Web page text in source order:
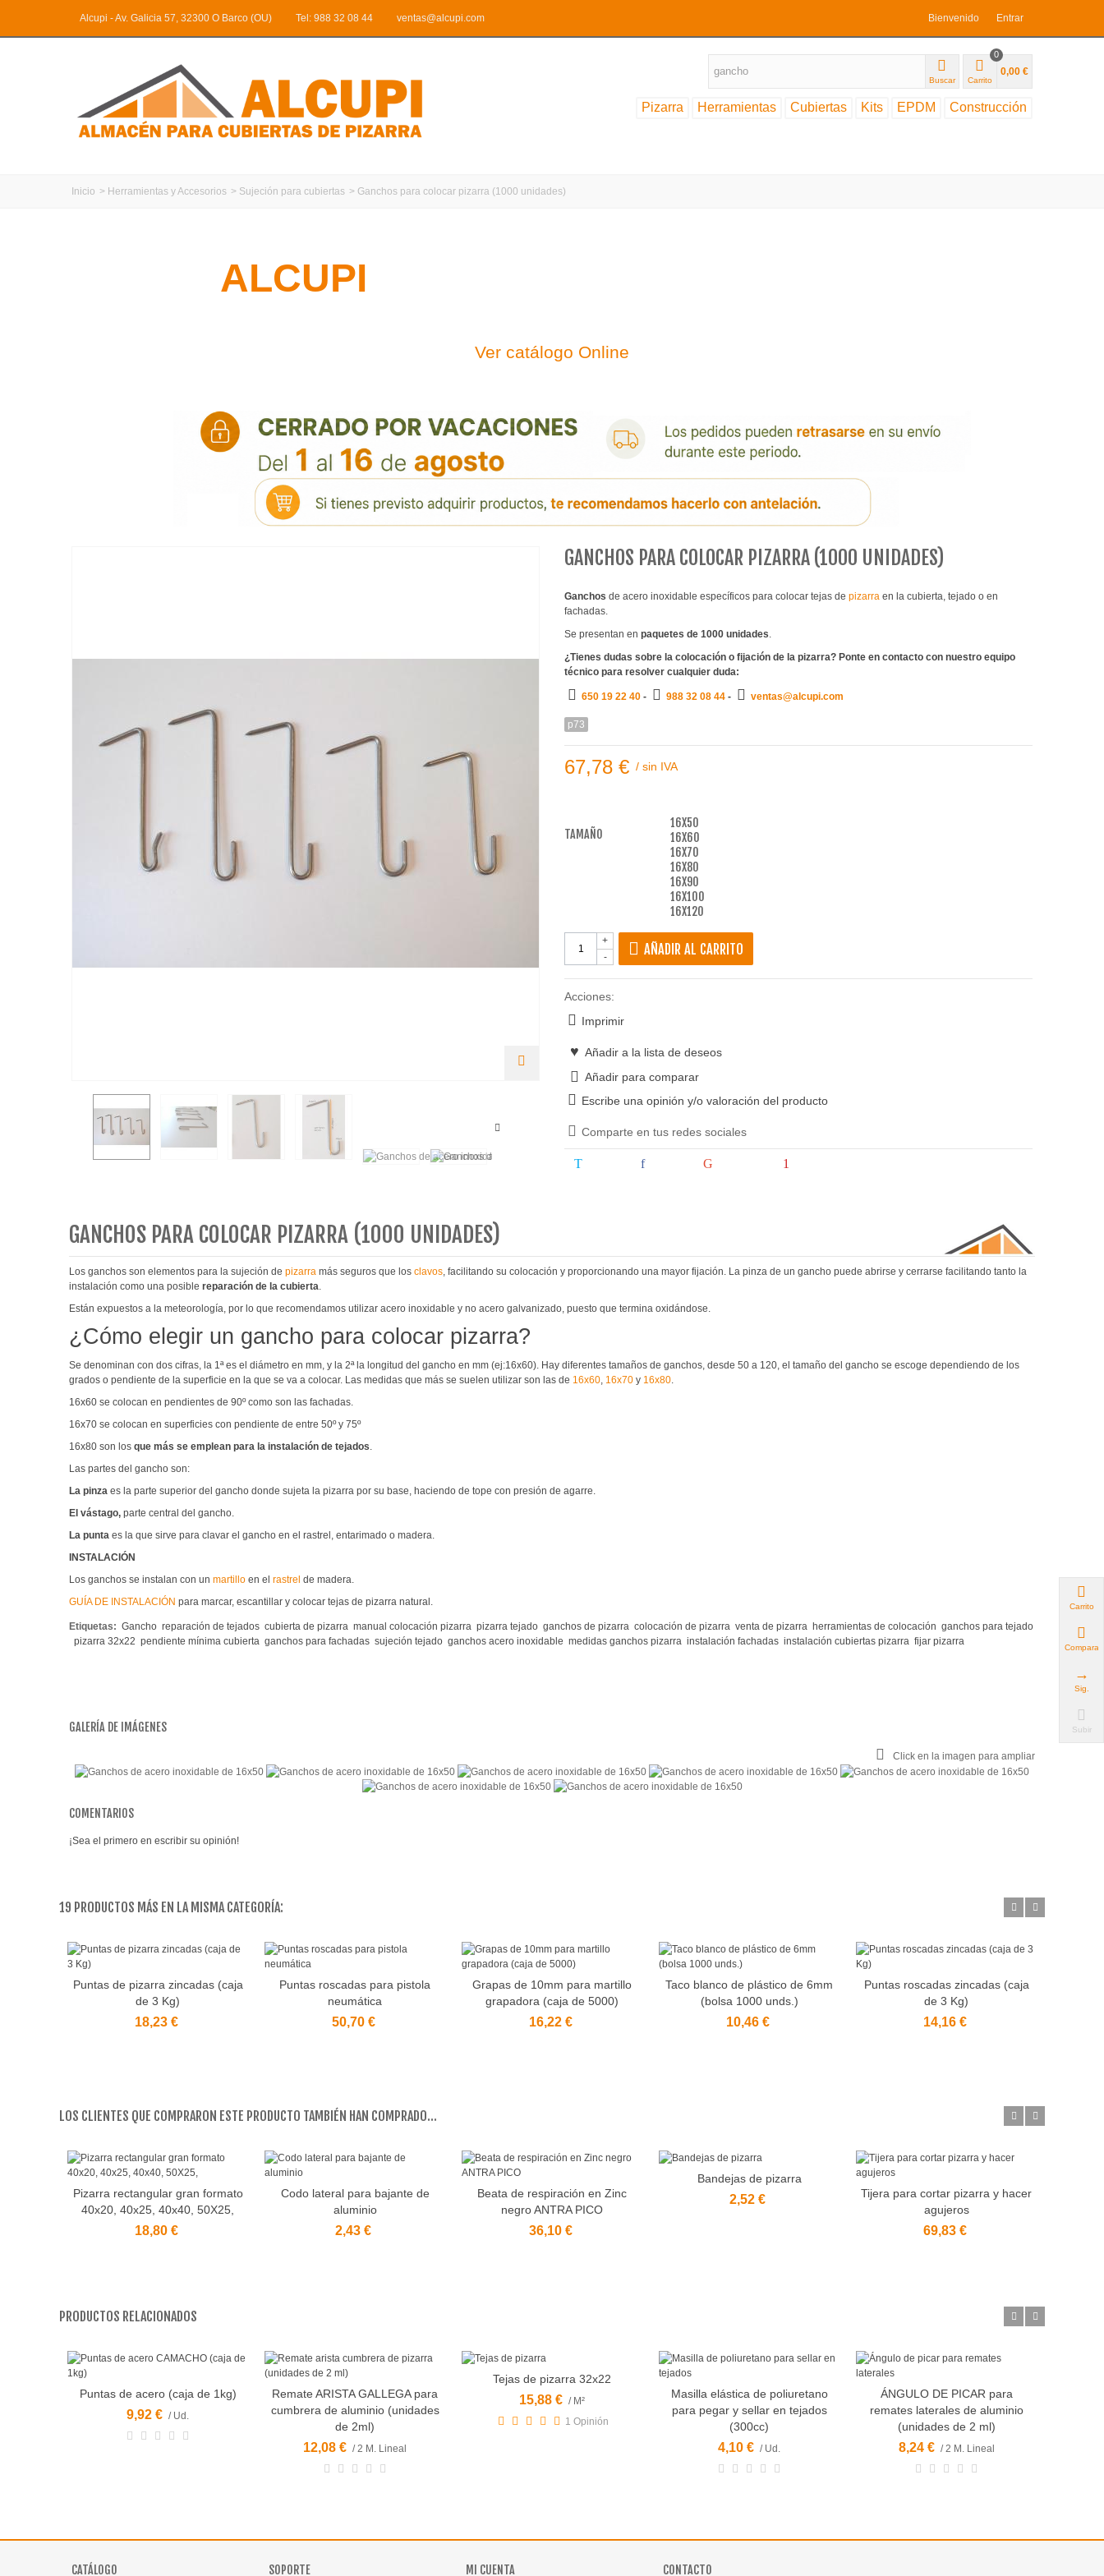
Alcupi - Av. Galicia 57, 32300 O Barco (OU) Tel: 988 32 08 44 ventas@alcupi.com Bienvenido Entrar
Buscar Carrito
0
0,00 €
Pizarra Herramientas Cubiertas Kits EPDM Construcción
Inicio > Herramientas y Accesorios > Sujeción para cubiertas > Ganchos para colocar pizarra (1000 unidades)
ALCUPI
Ver catálogo Online
GANCHOS PARA COLOCAR PIZARRA (1000 UNIDADES)
Ganchos de acero inoxidable específicos para colocar tejas de pizarra en la cubierta, tejado o en
fachadas.
Se presentan en paquetes de 1000 unidades.
¿Tienes dudas sobre la colocación o fijación de la pizarra? Ponte en contacto con nuestro equipo
técnico para resolver cualquier duda:
650 19 22 40 - 988 32 08 44 - ventas@alcupi.com
p73
67,78 € / sin IVA
TAMAÑO
16X50
16X60
16X70
16X80
16X90
16X100
16X120
-
+
AÑADIR AL CARRITO
Acciones:
Imprimir
Añadir a la lista de deseos
Añadir para comparar
Escribe una opinión y/o valoración del producto
Comparte en tus redes sociales
GANCHOS PARA COLOCAR PIZARRA (1000 UNIDADES)
Los ganchos son elementos para la sujeción de pizarra más seguros que los clavos, facilitando su colocación y proporcionando una mayor fijación. La pinza de un gancho puede abrirse y cerrarse facilitando tanto la
instalación como una posible reparación de la cubierta.
Están expuestos a la meteorología, por lo que recomendamos utilizar acero inoxidable y no acero galvanizado, puesto que termina oxidándose.
¿Cómo elegir un gancho para colocar pizarra?
Se denominan con dos cifras, la 1ª es el diámetro en mm, y la 2ª la longitud del gancho en mm (ej:16x60). Hay diferentes tamaños de ganchos, desde 50 a 120, el tamaño del gancho se escoge dependiendo de los
grados o pendiente de la superficie en la que se va a colocar. Las medidas que más se suelen utilizar son las de 16x60, 16x70 y 16x80.
16x60 se colocan en pendientes de 90º como son las fachadas.
16x70 se colocan en superficies con pendiente de entre 50º y 75º
16x80 son los que más se emplean para la instalación de tejados.
Las partes del gancho son:
La pinza es la parte superior del gancho donde sujeta la pizarra por su base, haciendo de tope con presión de agarre.
El vástago, parte central del gancho.
La punta es la que sirve para clavar el gancho en el rastrel, entarimado o madera.
INSTALACIÓN
Los ganchos se instalan con un martillo en el rastrel de madera.
GUÍA DE INSTALACIÓN para marcar, escantillar y colocar tejas de pizarra natural.
Etiquetas: Gancho reparación de tejados cubierta de pizarra manual colocación pizarra pizarra tejado ganchos de pizarra colocación de pizarra venta de pizarra herramientas de colocación ganchos para tejado
pizarra 32x22 pendiente mínima cubierta ganchos para fachadas sujeción tejado ganchos acero inoxidable medidas ganchos pizarra instalación fachadas instalación cubiertas pizarra fijar pizarra
GALERÍA DE IMÁGENES
Click en la imagen para ampliar
COMENTARIOS
¡Sea el primero en escribir su opinión!
19 PRODUCTOS MÁS EN LA MISMA CATEGORÍA:
Añadir al carrito
Puntas de pizarra zincadas (caja
de 3 Kg)
18,23 €
Añadir al carrito
Puntas roscadas para pistola
neumática
50,70 €
Añadir al carrito
Grapas de 10mm para martillo
grapadora (caja de 5000)
16,22 €
Añadir al carrito
Taco blanco de plástico de 6mm
(bolsa 1000 unds.)
10,46 €
Añadir al carrito
Puntas roscadas zincadas (caja
de 3 Kg)
14,16 €
LOS CLIENTES QUE COMPRARON ESTE PRODUCTO TAMBIÉN HAN COMPRADO...
Añadir al carrito
Pizarra rectangular gran formato
40x20, 40x25, 40x40, 50X25,
18,80 €
Añadir al carrito
Codo lateral para bajante de
aluminio
2,43 €
Añadir al carrito
Beata de respiración en Zinc
negro ANTRA PICO
36,10 €
Añadir al carrito
Bandejas de pizarra
2,52 € Añadir al carrito
Tijera para cortar pizarra y hacer
agujeros
69,83 €
PRODUCTOS RELACIONADOS
Vista rápida
Puntas de acero (caja de 1kg)
9,92 € / Ud.
Añadir al carrito
Remate ARISTA GALLEGA para
cumbrera de aluminio (unidades
de 2ml)
12,08 € / 2 M. Lineal
Vista rápida
Tejas de pizarra 32x22
15,88 € / M²
1 Opinión
Vista rápida
Masilla elástica de poliuretano
para pegar y sellar en tejados
(300cc)
4,10 € / Ud.
Añadir al carrito
ÁNGULO DE PICAR para
remates laterales de aluminio
(unidades de 2 ml)
8,24 € / 2 M. Lineal
CATÁLOGO SOPORTE MI CUENTA CONTACTO
Carrito
Comparar
Sig.
Subir